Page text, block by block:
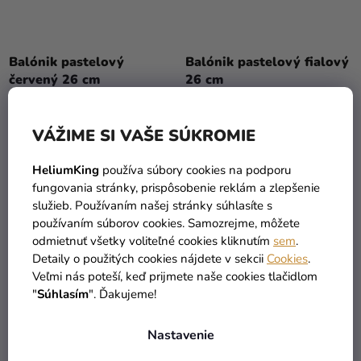
VÁŽIME SI VAŠE SÚKROMIE
HeliumKing používa súbory cookies na podporu
fungovania stránky, prispôsobenie reklám a zlepšenie
služieb. Používaním našej stránky súhlasíte s
používaním súborov cookies. Samozrejme, môžete
odmietnuť všetky voliteľné cookies kliknutím sem.
Detaily o použitých cookies nájdete v sekcii Cookies.
Veľmi nás poteší, keď prijmete naše cookies tlačidlom
"Súhlasím". Ďakujeme!
Nastavenie
Balónik pastelový
červený 26 cm
0,10 €
DO KOŠÍKA
Balónik pastelový fialový
26 cm
0,10 €
DO KOŠÍKA